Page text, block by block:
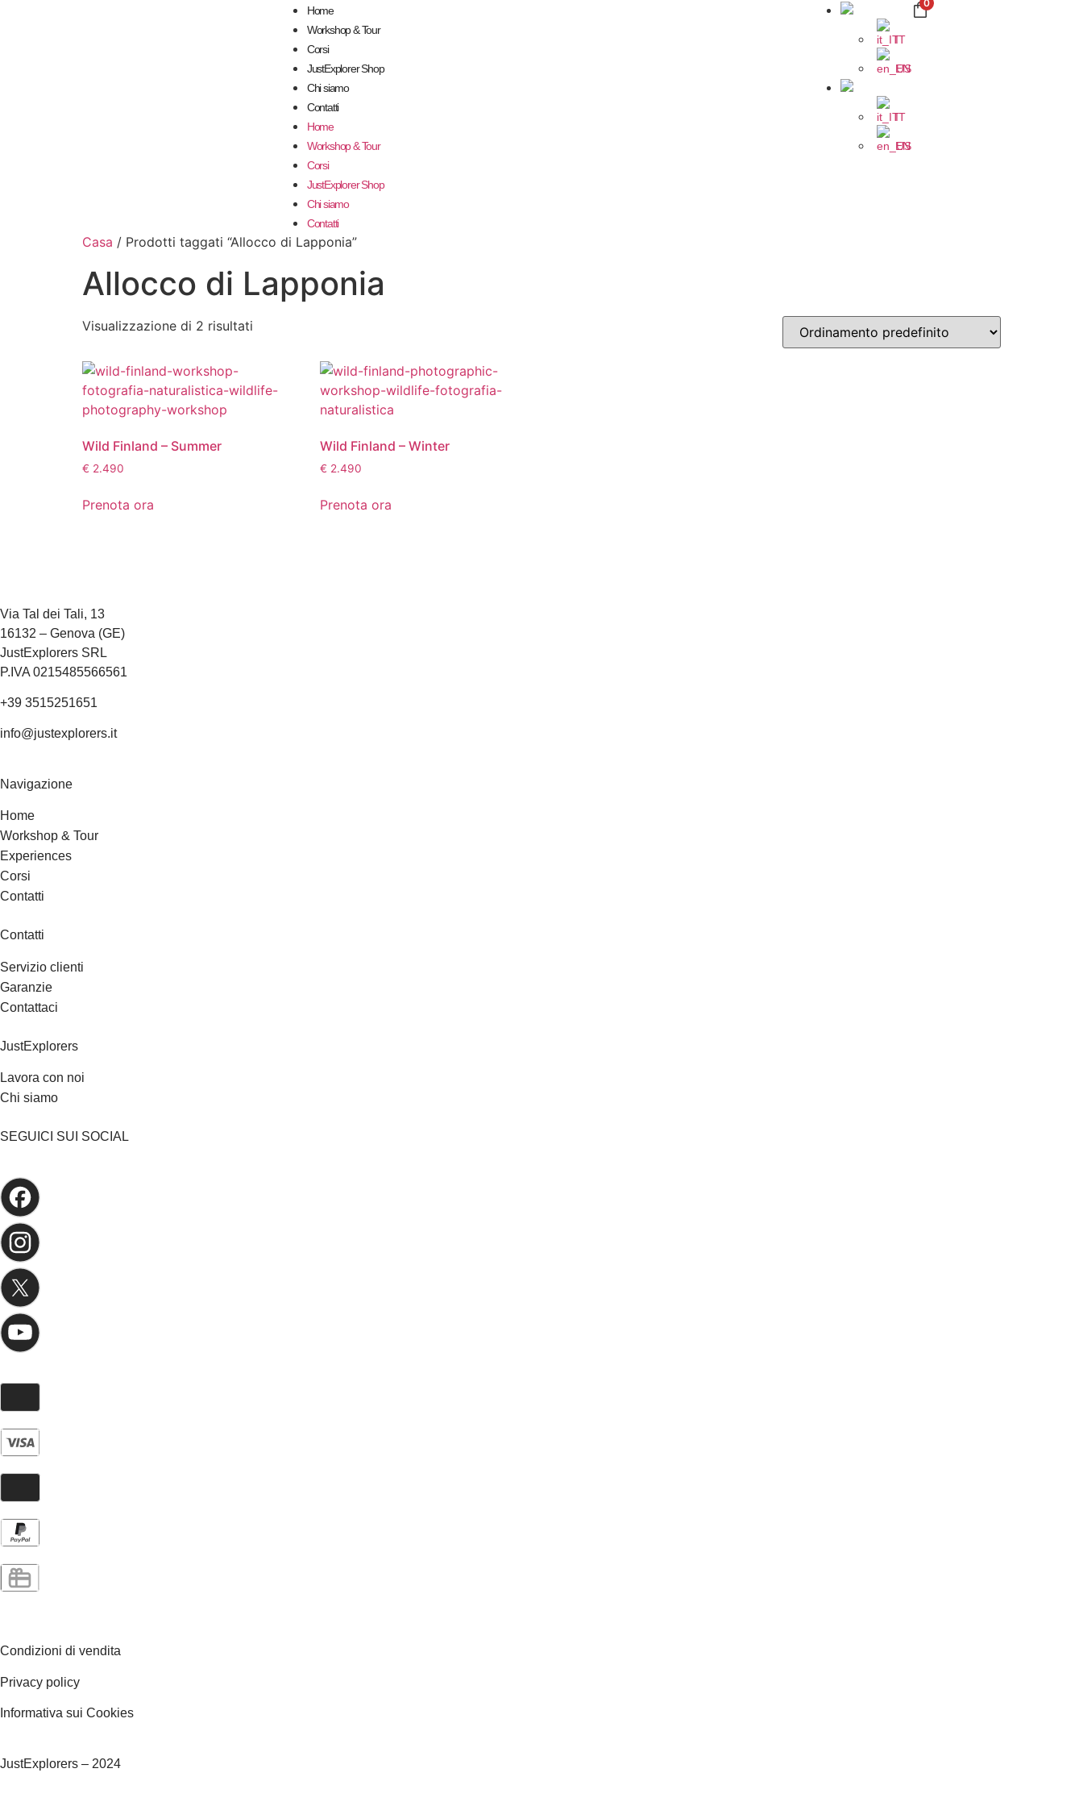
Home
Workshop & Tour
Corsi
JustExplorer Shop
Chi siamo
Contatti
Home
Workshop & Tour
Corsi
JustExplorer Shop
Chi siamo
Contatti
IT
EN
IT
EN
0
Casa / Prodotti taggati “Allocco di Lapponia”
Allocco di Lapponia
Visualizzazione di 2 risultati
Wild Finland – Summer
€ 2.490
Prenota ora
Wild Finland – Winter
€ 2.490
Prenota ora
Via Tal dei Tali, 13
16132 – Genova (GE)
JustExplorers SRL
P.IVA 0215485566561
+39 3515251651
info@justexplorers.it
Navigazione
Home
Workshop & Tour
Experiences
Corsi
Contatti
Contatti
Servizio clienti
Garanzie
Contattaci
JustExplorers
Lavora con noi
Chi siamo
SEGUICI SUI SOCIAL
Condizioni di vendita
Privacy policy
Informativa sui Cookies
JustExplorers – 2024